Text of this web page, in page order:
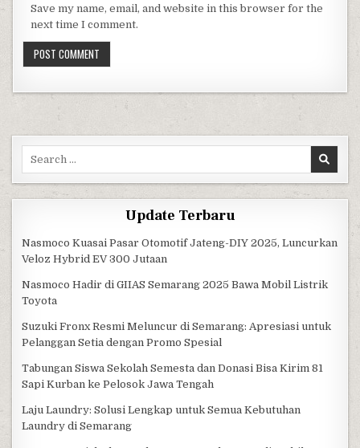
Save my name, email, and website in this browser for the
next time I comment.
Update Terbaru
Nasmoco Kuasai Pasar Otomotif Jateng-DIY 2025, Luncurkan
Veloz Hybrid EV 300 Jutaan
Nasmoco Hadir di GIIAS Semarang 2025 Bawa Mobil Listrik
Toyota
Suzuki Fronx Resmi Meluncur di Semarang: Apresiasi untuk
Pelanggan Setia dengan Promo Spesial
Tabungan Siswa Sekolah Semesta dan Donasi Bisa Kirim 81
Sapi Kurban ke Pelosok Jawa Tengah
Laju Laundry: Solusi Lengkap untuk Semua Kebutuhan
Laundry di Semarang